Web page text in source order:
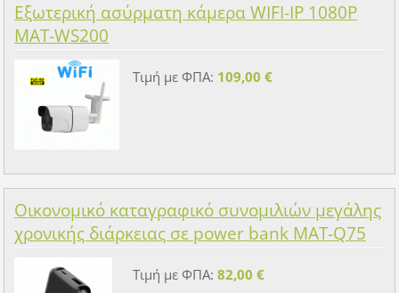
Εξωτερική ασύρματη κάμερα WIFI-IP 1080P
MAT-WS200
Τιμή με ΦΠΑ: 109,00 €
Οικονομικό καταγραφικό συνομιλιών μεγάλης
χρονικής διάρκειας σε power bank MAT-Q75
Τιμή με ΦΠΑ: 82,00 €